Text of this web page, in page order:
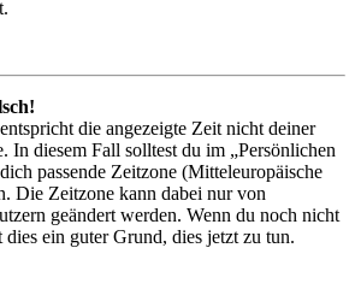
die angezeigte Zeit nicht deiner
In diesem Fall solltest du im „Persönlichen
passende Zeitzone (Mitteleuropäische
Die Zeitzone kann dabei nur von
geändert werden. Wenn du noch nicht
dies ein guter Grund, dies jetzt zu tun.